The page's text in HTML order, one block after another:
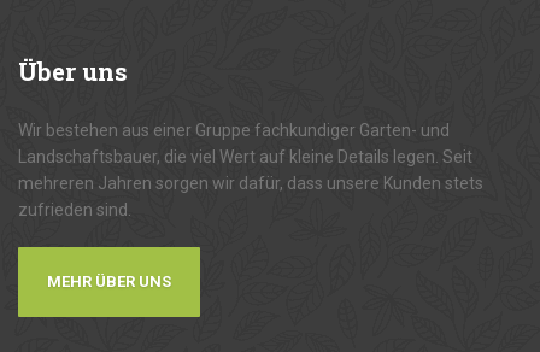
Überuns
Wir bestehen aus einer Gruppe fachkundiger Garten- und
Landschaftsbauer, die viel Wert auf kleine Details legen. Seit
mehreren Jahren sorgen wir dafür, dass unsere Kunden stets
zufrieden sind.
MEHR ÜBER UNS